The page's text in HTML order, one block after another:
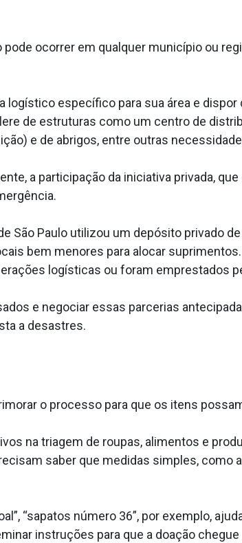
ocorrer em qualquer município ou
logístico específico para sua área e
de estruturas como um centro de
e de abrigos, entre outras
a participação da iniciativa privada,
São Paulo utilizou um depósito privado
bem menores para alocar
logísticas ou foram emprestados
e negociar essas parcerias
a desastres.
o processo para que os itens
na triagem de roupas, alimentos e
saber que medidas simples, como
“sapatos número 36”, por exemplo,
instruções para que a doação